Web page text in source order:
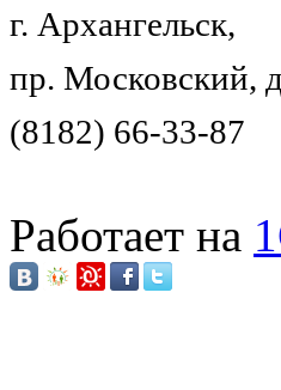
г. Архангельск,
пр. Московский,
(8182) 66-33-87
Работает на